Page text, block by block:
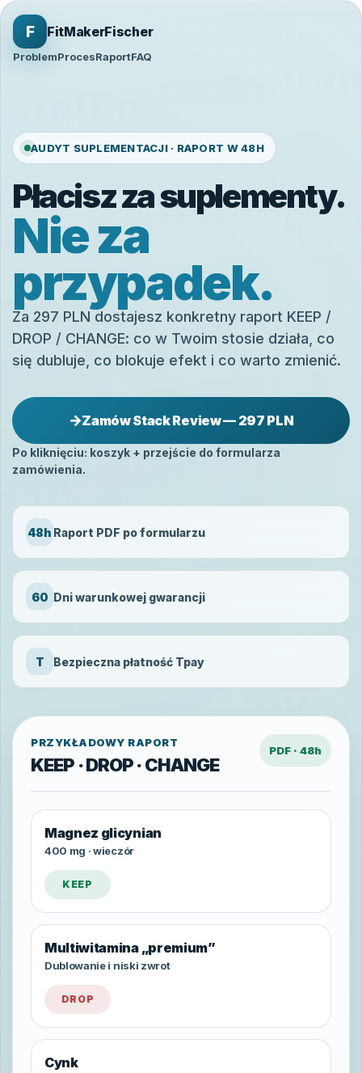
F FitMakerFischer
ProblemProcesRaportFAQ
AUDYT SUPLEMENTACJI · RAPORT W 48H
Płacisz za suplementy.
Nie za
przypadek.
Za 297 PLN dostajesz konkretny raport KEEP /
DROP / CHANGE: co w Twoim stosie działa, co
się dubluje, co blokuje efekt i co warto zmienić.
→Zamów Stack Review — 297 PLN
Po kliknięciu: koszyk + przejście do formularza
zamówienia.
48h Raport PDF po formularzu
60 Dni warunkowej gwarancji
T Bezpieczna płatność Tpay
PRZYKŁADOWY RAPORT
KEEP · DROP · CHANGE
PDF · 48h
Magnez glicynian
400 mg · wieczór
KEEP
Multiwitamina „premium”
Dublowanie i niski zwrot
DROP
Cynk